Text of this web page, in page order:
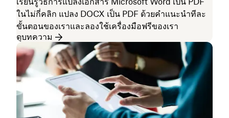
ในไม่กี่คลิก แปลง DOCX เป็น PDF ด้วยคำแนะนำทีละ
ขั้นตอนของเราและลองใช้เครื่องมือฟรีของเรา
ดูบทความ